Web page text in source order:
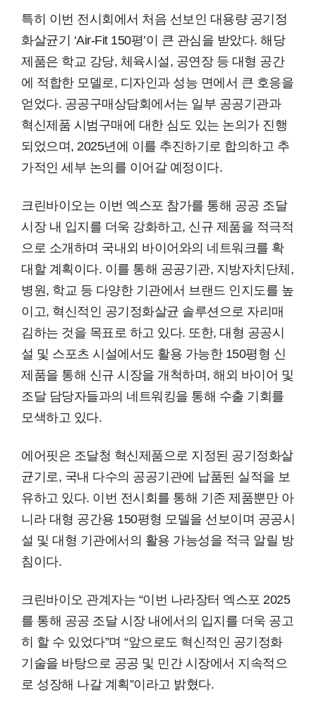
특히 이번 전시회에서 처음 선보인 대용량 공기정
화살균기 ‘Air-Fit 150평’이 큰 관심을 받았다. 해당
제품은 학교 강당, 체육시설, 공연장 등 대형 공간
에 적합한 모델로, 디자인과 성능 면에서 큰 호응을
얻었다. 공공구매상담회에서는 일부 공공기관과
혁신제품 시범구매에 대한 심도 있는 논의가 진행
되었으며, 2025년에 이를 추진하기로 합의하고 추
가적인 세부 논의를 이어갈 예정이다.
크린바이오는 이번 엑스포 참가를 통해 공공 조달
시장 내 입지를 더욱 강화하고, 신규 제품을 적극적
으로 소개하며 국내외 바이어와의 네트워크를 확
대할 계획이다. 이를 통해 공공기관, 지방자치단체,
병원, 학교 등 다양한 기관에서 브랜드 인지도를 높
이고, 혁신적인 공기정화살균 솔루션으로 자리매
김하는 것을 목표로 하고 있다. 또한, 대형 공공시
설 및 스포츠 시설에서도 활용 가능한 150평형 신
제품을 통해 신규 시장을 개척하며, 해외 바이어 및
조달 담당자들과의 네트워킹을 통해 수출 기회를
모색하고 있다.
에어핏은 조달청 혁신제품으로 지정된 공기정화살
균기로, 국내 다수의 공공기관에 납품된 실적을 보
유하고 있다. 이번 전시회를 통해 기존 제품뿐만 아
니라 대형 공간용 150평형 모델을 선보이며 공공시
설 및 대형 기관에서의 활용 가능성을 적극 알릴 방
침이다.
크린바이오 관계자는 “이번 나라장터 엑스포 2025
를 통해 공공 조달 시장 내에서의 입지를 더욱 공고
히 할 수 있었다”며 “앞으로도 혁신적인 공기정화
기술을 바탕으로 공공 및 민간 시장에서 지속적으
로 성장해 나갈 계획”이라고 밝혔다.